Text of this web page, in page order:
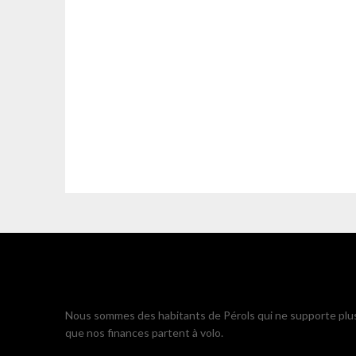
Nous sommes des habitants de Pérols qui ne supporte
que nos finances partent à volo.